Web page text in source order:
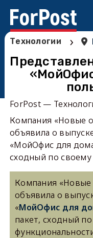
Технологии ›
ForPost —
Компания «Новые
объявила о
«МойОфис для
сходный по
Компания «Новые
объявила о
«МойОфис для
пакет, сходный